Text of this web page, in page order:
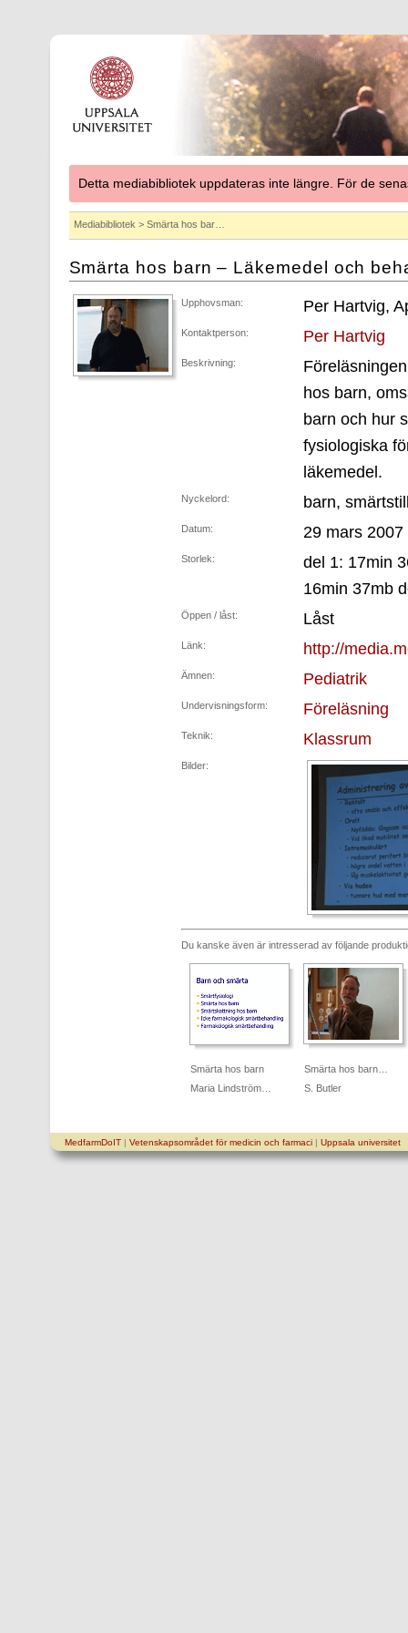
Detta mediabibliotek uppdateras inte längre. För de
Mediabibliotek > Smärta hos bar…
Smärta hos barn – Läkemedel och
Upphovsman: Per Hartvig,
Kontaktperson: Per Hartvig
Beskrivning:
hos barn,
barn och hur
fysiologiska
läkemedel.
Nyckelord: barn,
Datum: 29 mars 2007
Storlek:
del 1: 17min
16min 37mb
Öppen / låst: Låst
Länk: http://
Ämnen: Pediatrik
Undervisningsform: Föreläsning
Teknik: Klassrum
Bilder:
Du kanske även är intresserad av följande
Smärta hos barn
Maria Lindström…
Smärta hos barn…
S. Butler
MedfarmDoIT| Vetenskapsområdet för medicin och farmaci| Uppsala universitet